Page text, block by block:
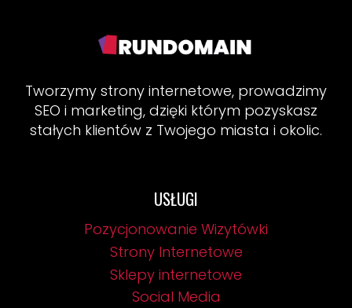
Tworzymy strony internetowe, prowadzimy
SEO i marketing, dzięki którym pozyskasz
stałych klientów z Twojego miasta i okolic.
USŁUGI
Pozycjonowanie Wizytówki
Strony Internetowe
Sklepy internetowe
Social Media